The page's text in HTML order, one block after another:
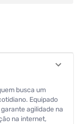
busca um
Equipado
agilidade na
na internet,